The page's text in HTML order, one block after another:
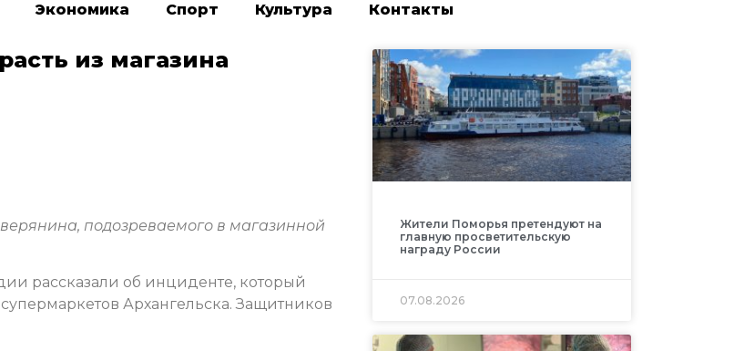
Экономика Спорт Культура Контакты
из магазина
подозреваемого в магазинной
рассказали об инциденте, который
Архангельска. Защитников
Жители Поморья претендуют на
главную просветительскую
награду России
07.08.2026